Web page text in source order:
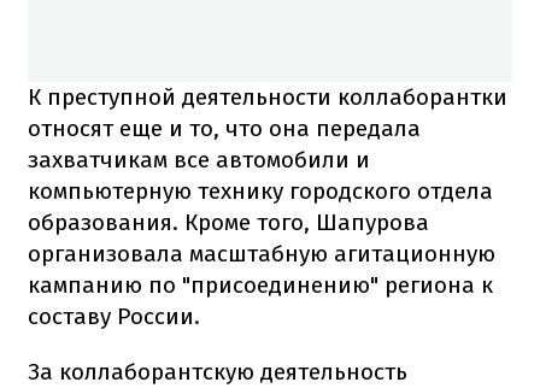
К преступной деятельности коллаборантки
относят еще и то, что она передала
захватчикам все автомобили и
компьютерную технику городского отдела
образования. Кроме того, Шапурова
организовала масштабную агитационную
кампанию по "присоединению" региона к
составу России.
За коллаборантскую деятельность